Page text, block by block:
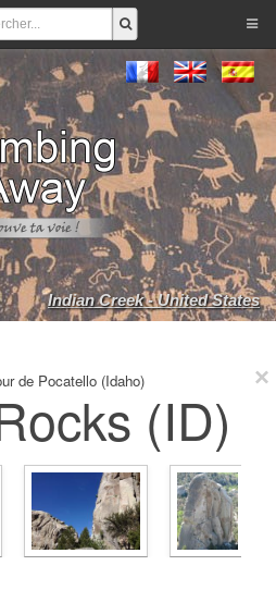
Indian Creek - United States
de Pocatello (Idaho)
(ID)